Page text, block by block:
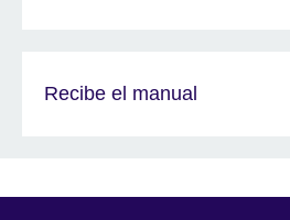
Recibe el manual